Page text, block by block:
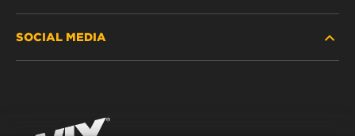
DOVE ACQUISTARE
CONTATTACI
IMPRESSUM
SOCIAL MEDIA